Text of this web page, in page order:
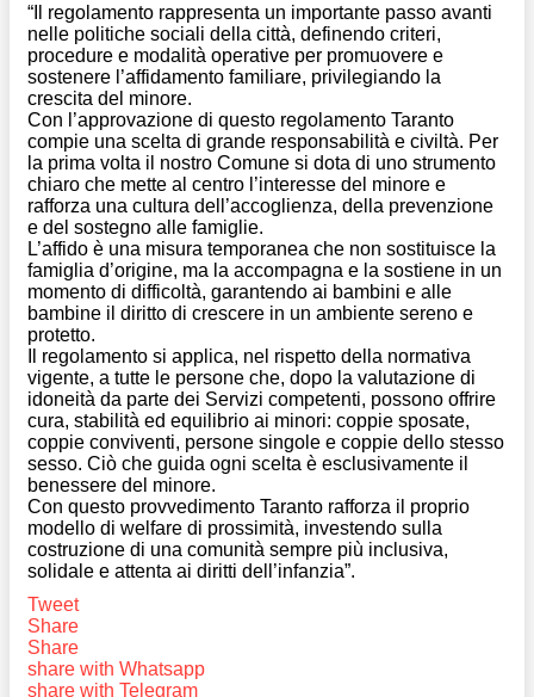
“Il regolamento rappresenta un importante passo avanti
nelle politiche sociali della città, definendo criteri,
procedure e modalità operative per promuovere e
sostenere l’affidamento familiare, privilegiando la
crescita del minore.
Con l’approvazione di questo regolamento Taranto
compie una scelta di grande responsabilità e civiltà. Per
la prima volta il nostro Comune si dota di uno strumento
chiaro che mette al centro l’interesse del minore e
rafforza una cultura dell’accoglienza, della prevenzione
e del sostegno alle famiglie.
L’affido è una misura temporanea che non sostituisce la
famiglia d’origine, ma la accompagna e la sostiene in un
momento di difficoltà, garantendo ai bambini e alle
bambine il diritto di crescere in un ambiente sereno e
protetto.
Il regolamento si applica, nel rispetto della normativa
vigente, a tutte le persone che, dopo la valutazione di
idoneità da parte dei Servizi competenti, possono offrire
cura, stabilità ed equilibrio ai minori: coppie sposate,
coppie conviventi, persone singole e coppie dello stesso
sesso. Ciò che guida ogni scelta è esclusivamente il
benessere del minore.
Con questo provvedimento Taranto rafforza il proprio
modello di welfare di prossimità, investendo sulla
costruzione di una comunità sempre più inclusiva,
solidale e attenta ai diritti dell’infanzia”.
Tweet
Share
Share
share with Whatsapp
share with Telegram